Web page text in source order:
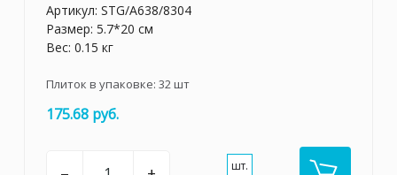
Артикул: STG/A638/8304
Размер: 5.7*20 см
Вес: 0.15 кг
Плиток в упаковке: 32шт
175.68 руб.
шт.